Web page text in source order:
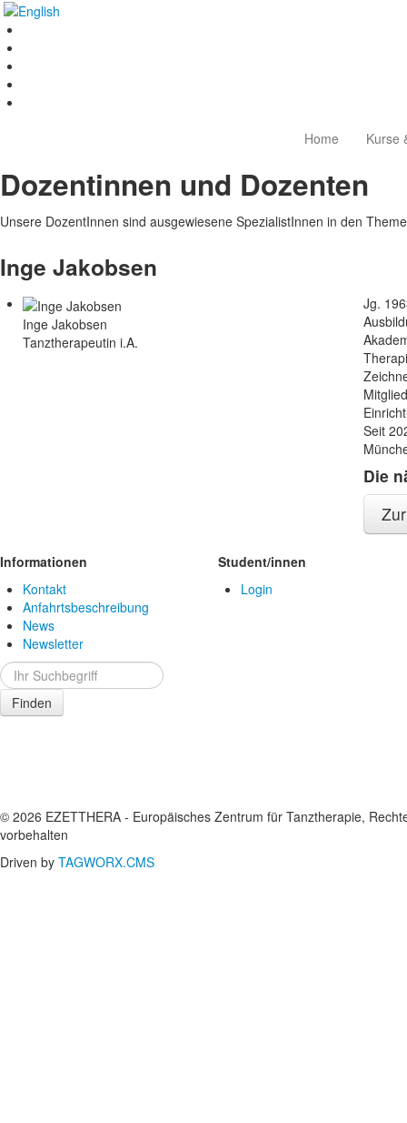
Home Kurse
Dozentinnen und Dozenten
Unsere DozentInnen sind ausgewiesene SpezialistInnen in den
Inge Jakobsen
Inge Jakobsen
Tanztherapeutin i.A.
Jg.
Seit
Die
Informationen
Kontakt
Anfahrtsbeschreibung
News
Newsletter
Finden
Student/innen
Login
© 2026 EZETTHERA - Europäisches Zentrum für Tanztherapie,
vorbehalten
Driven by TAGWORX.CMS